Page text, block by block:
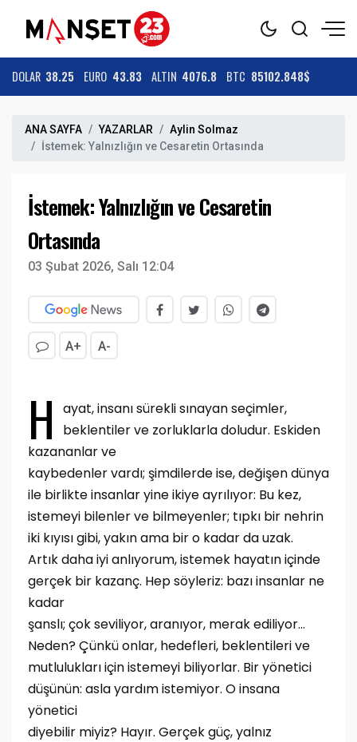
DOLAR 38.25 EURO 43.83 ALTIN 4076.8 BTC 85102.848$
ANA SAYFA YAZARLAR
Aylin Solmaz
İstemek: Yalnızlığın ve Cesaretin Ortasında
İstemek: Yalnızlığın ve Cesaretin
Ortasında
03 Şubat 2026, Salı 12:04
A+ A-
H
ayat, insanı sürekli sınayan seçimler,
beklentiler ve zorluklarla doludur. Eskiden
kazananlar ve
kaybedenler vardı; şimdilerde ise, değişen dünya
ile birlikte insanlar yine ikiye ayrılıyor: Bu kez,
istemeyi bilenler ve bilmeyenler; tıpkı bir nehrin
iki kıyısı gibi, yakın ama bir o kadar da uzak.
Artık daha iyi anlıyorum, istemek hayatın içinde
gerçek bir kazanç. Hep söyleriz: bazı insanlar ne
kadar
şanslı; çok seviliyor, aranıyor, merak ediliyor…
Neden? Çünkü onlar, hedefleri, beklentileri ve
mutlulukları için istemeyi biliyorlar. Bir yönetici
düşünün: asla yardım istemiyor. O insana
yönetici
diyebilir miyiz? Hayır. Gerçek güç, yalnız